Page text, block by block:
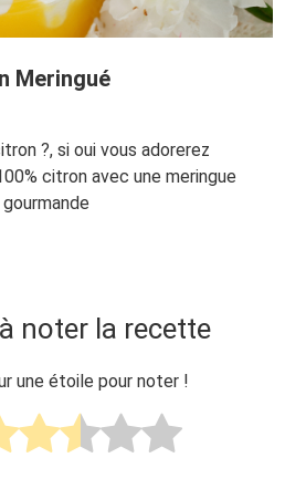
Meringué
?, si oui vous adorerez
citron avec une meringue
noter la recette
une étoile pour noter !